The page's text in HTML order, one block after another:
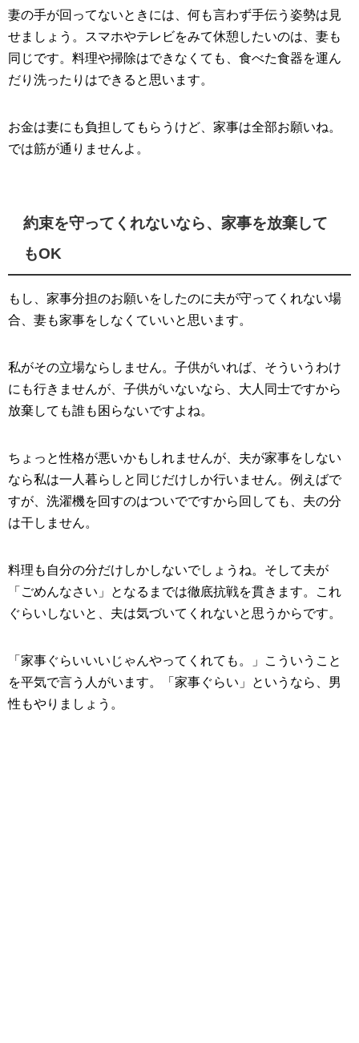
妻の手が回ってないときには、何も言わず手伝う姿勢は見
せましょう。スマホやテレビをみて休憩したいのは、妻も
同じです。料理や掃除はできなくても、食べた食器を運ん
だり洗ったりはできると思います。
お金は妻にも負担してもらうけど、家事は全部お願いね。
では筋が通りませんよ。
約束を守ってくれないなら、家事を放棄して
もOK
もし、家事分担のお願いをしたのに夫が守ってくれない場
合、妻も家事をしなくていいと思います。
私がその立場ならしません。子供がいれば、そういうわけ
にも行きませんが、子供がいないなら、大人同士ですから
放棄しても誰も困らないですよね。
ちょっと性格が悪いかもしれませんが、夫が家事をしない
なら私は一人暮らしと同じだけしか行いません。例えばで
すが、洗濯機を回すのはついでですから回しても、夫の分
は干しません。
料理も自分の分だけしかしないでしょうね。そして夫が
「ごめんなさい」となるまでは徹底抗戦を貫きます。これ
ぐらいしないと、夫は気づいてくれないと思うからです。
「家事ぐらいいいじゃんやってくれても。」こういうこと
を平気で言う人がいます。「家事ぐらい」というなら、男
性もやりましょう。